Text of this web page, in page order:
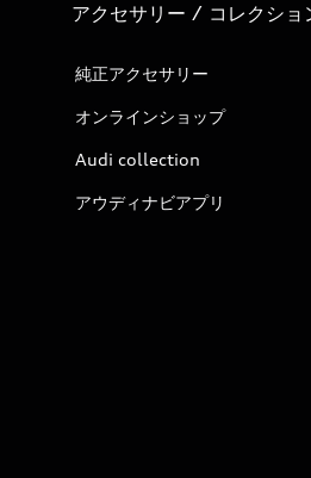
アクセサリー / コレクショ
純正アクセサリー
オンラインショップ
Audi collection
アウディナビアプリ